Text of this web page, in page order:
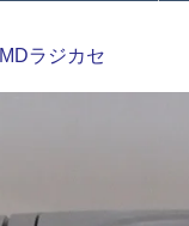
MDラジカセ